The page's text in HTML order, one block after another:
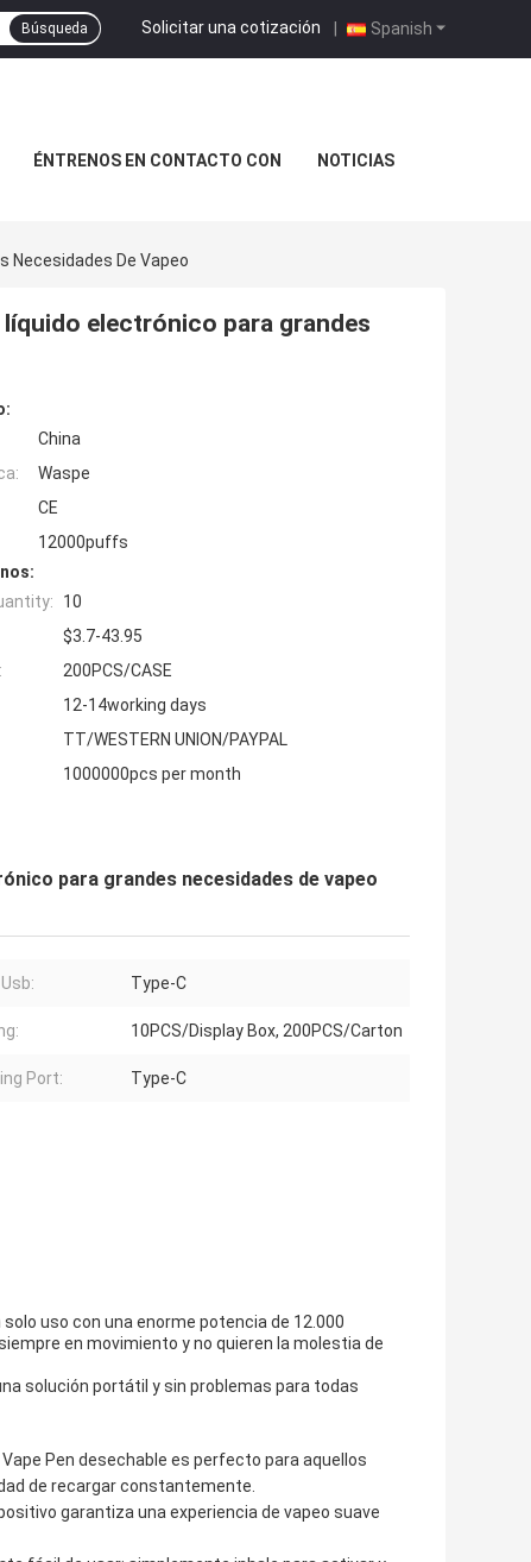
Spanish
Solicitar una cotización |
Búsqueda
ÉNTRENOS EN CONTACTO CON NOTICIAS
Necesidades De Vapeo
electrónico para grandes
China
Waspe
CE
12000puffs
10
$3.7-43.95
200PCS/CASE
12-14working days
TT/WESTERN UNION/PAYPAL
1000000pcs per month
para grandes necesidades de vapeo
Type-C
10PCS/Display Box, 200PCS/Carton
Port: Type-C
uso con una enorme potencia de 12.000
en movimiento y no quieren la molestia de
solución portátil y sin problemas para todas
Pen desechable es perfecto para aquellos
de recargar constantemente.
garantiza una experiencia de vapeo suave